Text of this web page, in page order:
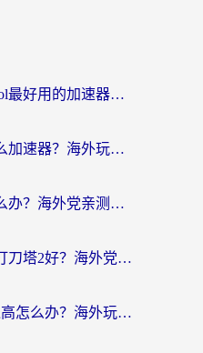
留学生海外党必看：lol最好用的加速器怎么选？附一梦江湖、神鬼传奇加速攻略
境外玩鸿图之下用什么加速器？海外玩家必看的国服游戏加速全攻略
在日本打不开原神怎么办？海外党亲测有效的国服游戏加速指南
在国外用什么加速器打刀塔2好？海外党国服游戏加速避坑指南
在国外玩300英雄延迟高怎么办？海外玩家亲测有效的加速器选择指南